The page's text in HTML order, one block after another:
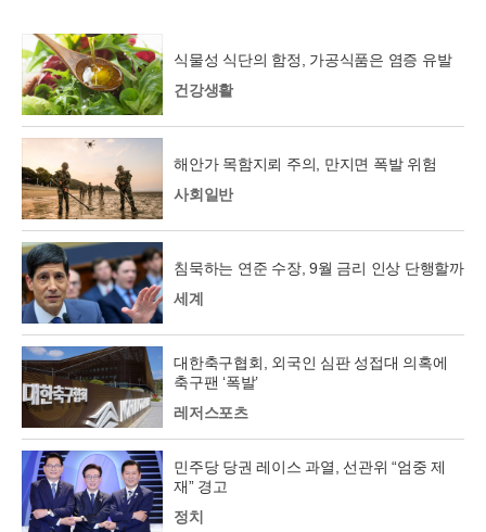
식물성 식단의 함정, 가공식품은 염증 유발
건강생활
해안가 목함지뢰 주의, 만지면 폭발 위험
사회일반
침묵하는 연준 수장, 9월 금리 인상 단행할까
세계
대한축구협회, 외국인 심판 성접대 의혹에
축구팬 ‘폭발’
레저스포츠
민주당 당권 레이스 과열, 선관위 “엄중 제
재” 경고
정치